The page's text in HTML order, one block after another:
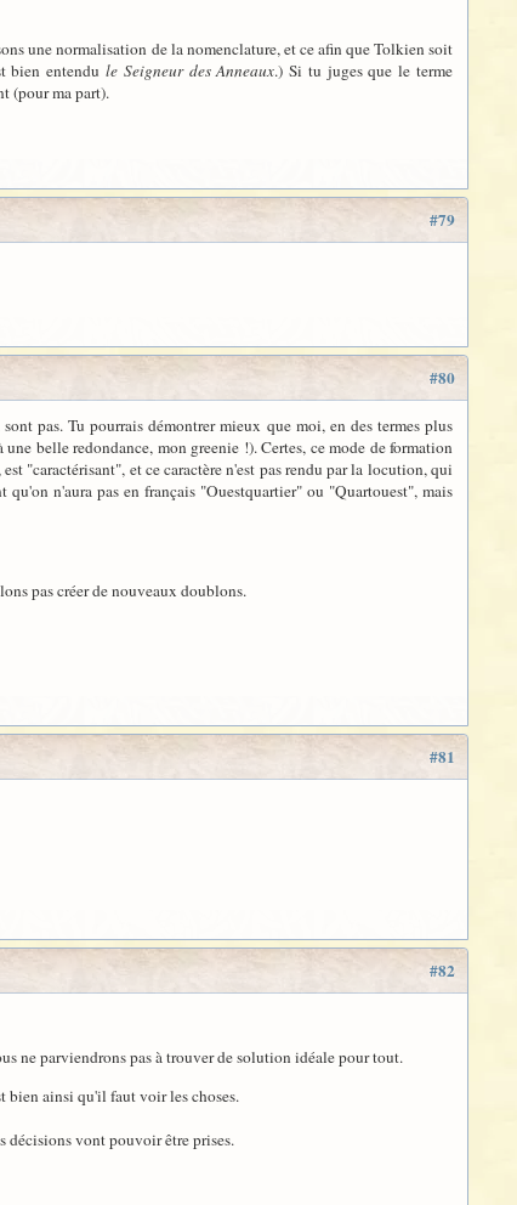
une normalisation de la nomenclature, et ce afin que Tolkien soit
bien entendu le Seigneur des Anneaux.) Si tu juges que le terme
(pour ma part).
#79
#80
pas. Tu pourrais démontrer mieux que moi, en des termes plus
belle redondance, mon greenie !). Certes, ce mode de formation
"caractérisant", et ce caractère n'est pas rendu par la locution, qui
n'aura pas en français "Ouestquartier" ou "Quartouest", mais
pas créer de nouveaux doublons.
#81
#82
ne parviendrons pas à trouver de solution idéale pour tout.
bien ainsi qu'il faut voir les choses.
décisions vont pouvoir être prises.